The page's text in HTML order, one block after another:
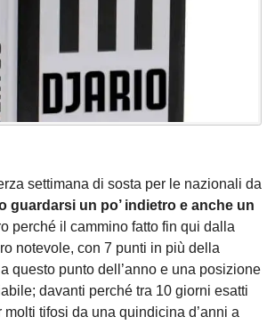
settimana di sosta per le nazionali da
guardarsi un po’ indietro e anche un
perché il cammino fatto fin qui dalla
notevole, con 7 punti in più della
questo punto dell’anno e una posizione
davanti perché tra 10 giorni esatti
molti tifosi da una quindicina d’anni a